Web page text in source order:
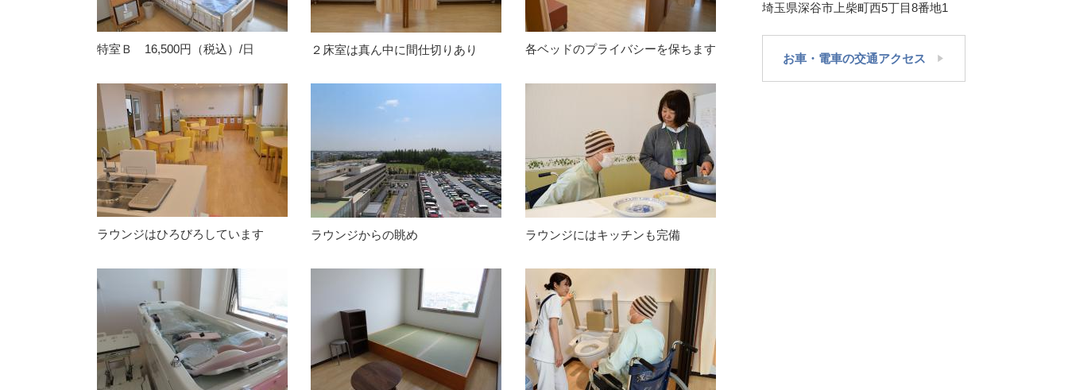
特室Ｂ 16,500円（税込）/日 ２床室は真ん中に間仕切りあり 各ベッドのプライバシーを保ちます
ラウンジはひろびろしています ラウンジからの眺め ラウンジにはキッチンも完備
埼玉県深谷市上柴町西5丁目8番地1
お車・電車の交通アクセス